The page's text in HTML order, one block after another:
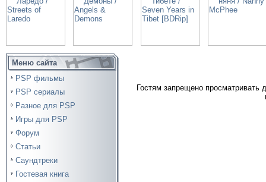
Меню сайта
PSP фильмы
PSP сериалы
Разное для PSP
Игры для PSP
Форум
Статьи
Саундтреки
Гостевая книга
Гостям запрещено просматривать